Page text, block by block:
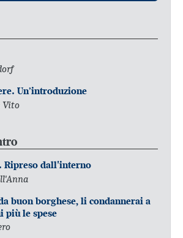
Un’introduzione
Vito
Ripreso dall'interno
buon borghese, li condannerai a
più le spese